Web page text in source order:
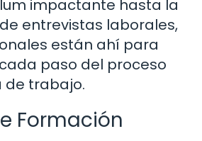
impactante hasta la
entrevistas laborales,
están ahí para
paso del proceso
de trabajo.
Formación